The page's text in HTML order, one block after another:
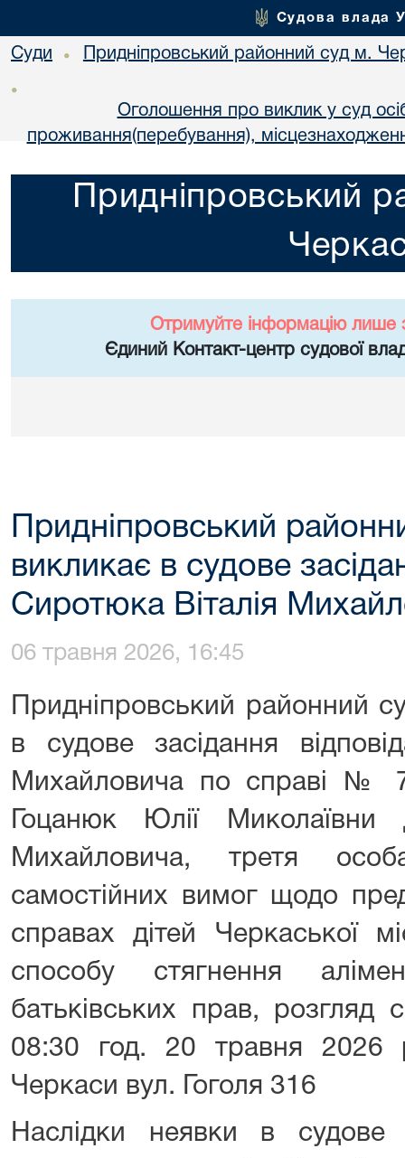
Судова влада
Суди • Придніпровський районний суд м.
•
Оголошення про виклик у суд
проживання(перебування),
Придніпровський
Отримуйте інформацію лише
Єдиний Контакт-центр судової
Придніпровський
викликає в судове
Сиротюка Віталія
06 травня 2026, 16:45
Придніпровський районний
в судове засідання
Михайловича по справі №
Гоцанюк Юлії Миколаївни
Михайловича, третя
самостійних вимог щодо
справах дітей Черкаської
способу стягнення
батьківських прав,
08:30 год. 20 травня 2026
Черкаси вул. Гоголя 316
Наслідки неявки в судове